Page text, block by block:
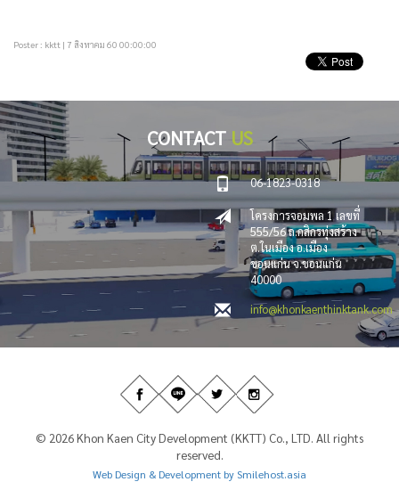
Poster : kktt | 7 สิงหาคม 60 00:00:00
CONTACT US
06-1823-0318
โครงการจอมพล 1 เลขที่
555/56 ถ.กสิกรทุ่งสร้าง
ต.ในเมือง อ.เมือง
ขอนแก่น จ.ขอนแก่น
40000
info@khonkaenthinktank.com
© 2026 Khon Kaen City Development (KKTT) Co., LTD. All rights
reserved.
Web Design & Development by Smilehost.asia